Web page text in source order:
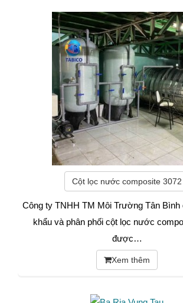
Cột lọc nước composite 3072
Công ty TNHH TM Môi Trường Tân Bình
khẩu và phân phối cột lọc nước
được…
Xem thêm